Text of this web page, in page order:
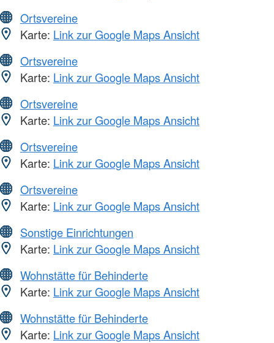
Ortsvereine
Karte: Link zur Google Maps Ansicht
Ortsvereine
Karte: Link zur Google Maps Ansicht
Ortsvereine
Karte: Link zur Google Maps Ansicht
Ortsvereine
Karte: Link zur Google Maps Ansicht
Ortsvereine
Karte: Link zur Google Maps Ansicht
Sonstige Einrichtungen
Karte: Link zur Google Maps Ansicht
Wohnstätte für Behinderte
Karte: Link zur Google Maps Ansicht
Wohnstätte für Behinderte
Karte: Link zur Google Maps Ansicht